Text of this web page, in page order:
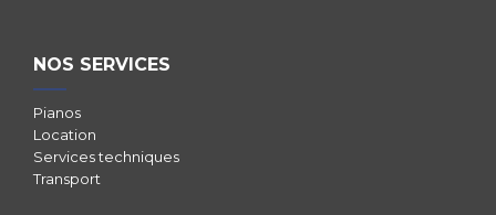
NOS SERVICES
Pianos
Location
Services techniques
Transport